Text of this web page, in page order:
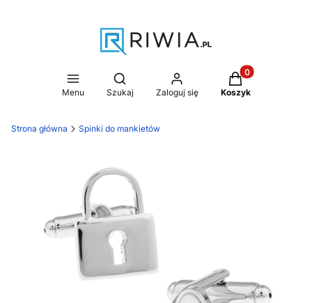
Menu
Otwórz wyszukiwarkę
Szukaj Zaloguj się
Produkty w
Koszyk
Strona główna Spinki do mankietów